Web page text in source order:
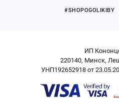
#SHOPOGOLIKIBY
ИП
220140, Минск,
УНП192652918 от